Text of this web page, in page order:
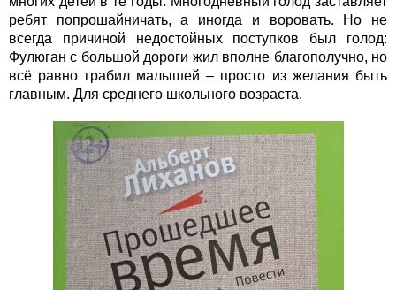
ребят попрошайничать, а иногда и воровать. Но не
всегда причиной недостойных поступков был голод:
Фулюган с большой дороги жил вполне благополучно, но
всё равно грабил малышей – просто из желания быть
главным. Для среднего школьного возраста.